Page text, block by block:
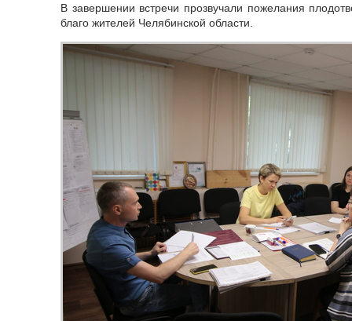
В завершении встречи прозвучали пожелания
благо жителей Челябинской области.